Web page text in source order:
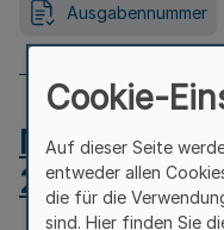
Ausgabennummer
MB.NRW
24.07.2026
Cookie-
Auf dieser Seite
entweder allen
die für die
sind. Hier finden Sie